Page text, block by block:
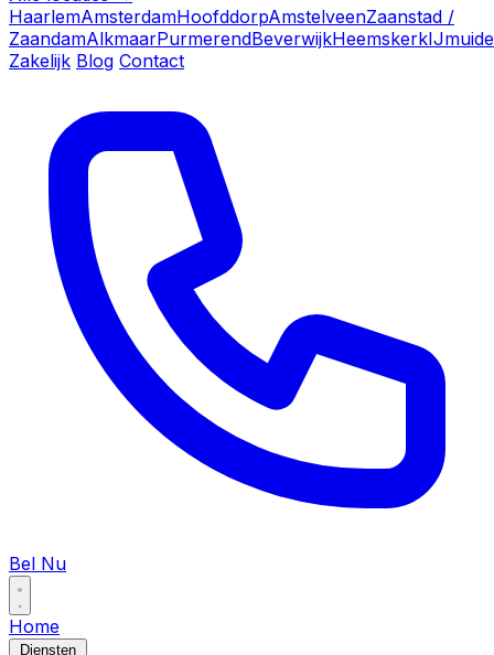
HaarlemAmsterdamHoofddorpAmstelveenZaanstad /
ZaandamAlkmaarPurmerendBeverwijkHeemskerk
Zakelijk Blog Contact
Bel Nu
Home